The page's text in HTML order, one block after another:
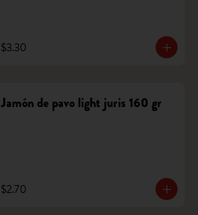
$3.30
Jamón de pavo light juris 160 gr
$2.70